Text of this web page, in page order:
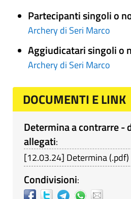
Partecipanti singoli o
Archery di Seri Marco
Aggiudicatari singoli o
Archery di Seri Marco
DOCUMENTI E LINK
Determina a contrarre -
allegati:
[12.03.24] Determina(.pdf)
Condivisioni: